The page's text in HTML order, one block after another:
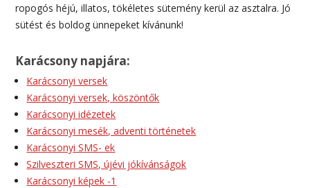
ropogós héjú, illatos, tökéletes sütemény kerül az asztalra. Jó
sütést és boldog ünnepeket kívánunk!
Karácsony napjára:
Karácsonyi versek
Karácsonyi versek, köszöntők
Karácsonyi idézetek
Karácsonyi mesék, adventi történetek
Karácsonyi SMS- ek
Szilveszteri SMS, újévi jókívánságok
Karácsonyi képek -1